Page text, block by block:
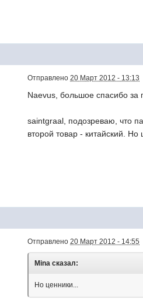
Отправлено20 Март 2012 - 13:13
Naevus, большое спасибо за
saintgraal, подозреваю, что
второй товар - китайский. Но
Отправлено20 Март 2012 - 14:55
Mina сказал:
Но ценники...